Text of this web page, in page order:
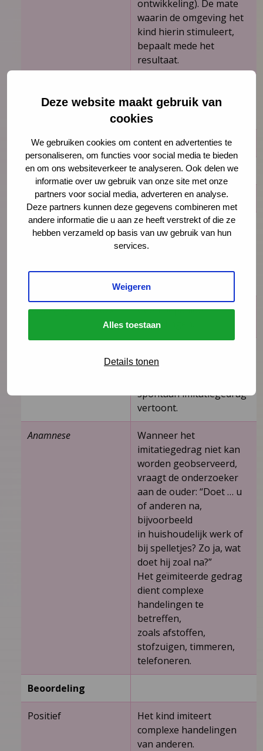
Deze website maakt gebruik van
cookies
We gebruiken cookies om content en advertenties te
personaliseren, om functies voor social media te bieden
en om ons websiteverkeer te analyseren. Ook delen we
informatie over uw gebruik van onze site met onze
partners voor social media, adverteren en analyse.
Deze partners kunnen deze gegevens combineren met
andere informatie die u aan ze heeft verstrekt of die ze
hebben verzameld op basis van uw gebruik van hun
services.
Weigeren
Alles toestaan
Details tonen
ontwikkeling). De mate
waarin de omgeving het
kind hierin stimuleert,
bepaalt mede het
resultaat.
(percentage dat het
kenmerk positief scoort)
23 maanden 98,8 %
24 maanden 99,4 %
Onderzoekmethode
Uitgangspositie kind
Niet bepaald. Het kind
moet de gelegenheid
de onderzoeksruimte te
bewegen.
Uitvoering onderzoek
Geen bepaalde
handelingen.
observeert tijdens het
spontaan imitatiegedrag
vertoont.
Anamnese
Wanneer het
imitatiegedrag niet kan
worden geobserveerd,
vraagt de onderzoeker
aan de ouder: “Doet … u
of anderen na,
bijvoorbeeld
in huishoudelijk werk of
bij spelletjes? Zo ja, wat
doet hij zoal na?”
Het geïmiteerde gedrag
dient complexe
handelingen te
betreffen,
zoals afstoffen,
stofzuigen, timmeren,
telefoneren.
Beoordeling
Positief
Het kind imiteert
complexe handelingen
van anderen.